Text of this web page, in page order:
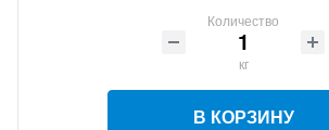
Количество
кг
В КОРЗИНУ